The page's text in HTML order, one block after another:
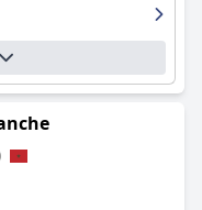
eine stark
passiert
Einige
andere mit
Dennoch tragen die
von
zu mildern.